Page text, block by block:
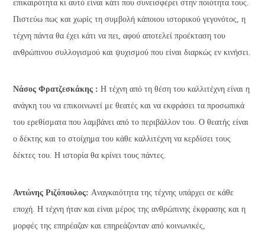
επικαιρότητα κι αυτό είναι κάτι που συνεισφέρει στην ποιότητα τους.
Πιστεύω πως και χωρίς τη συμβολή κάποιου ιστορικού γεγονότος, η
τέχνη πάντα θα έχει κάτι να πει, αφού αποτελεί προέκταση του
ανθρώπινου συλλογισμού και ψυχισμού που είναι διαρκώς εν κινήσει.
Νάσος Φρατζεσκάκης : Η τέχνη από τη θέση του καλλιτέχνη είναι η
ανάγκη του να επικοινωνεί με θεατές και να εκφράσει τα προσωπικά
του ερεθίσματα που λαμβάνει από το περιβάλλον του. Ο θεατής είναι
ο δέκτης και το στοίχημα του κάθε καλλιτέχνη να κερδίσει τους
δέκτες του. Η ιστορία θα κρίνει τους πάντες.
Αντώνης Ριζόπουλος: Aναγκαιότητα της τέχνης υπάρχει σε κάθε
εποχή. Η τέχνη ήταν και είναι μέρος της ανθρώπινης έκφρασης και η
μορφές της επηρέαζαν και επηρεάζονταν από κοινωνικές,